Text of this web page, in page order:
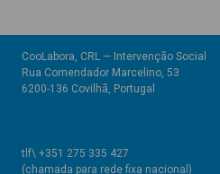
CooLabora, CRL — Intervenção Social
Rua Comendador Marcelino, 53
6200-136 Covilhã, Portugal
tlf\ +351 275 335 427
(chamada para rede fixa nacional)